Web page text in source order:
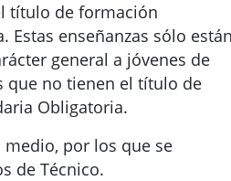
título de formación
Estas enseñanzas sólo
general a jóvenes de
que no tienen el título de
Obligatoria.
medio, por los que se
de Técnico.